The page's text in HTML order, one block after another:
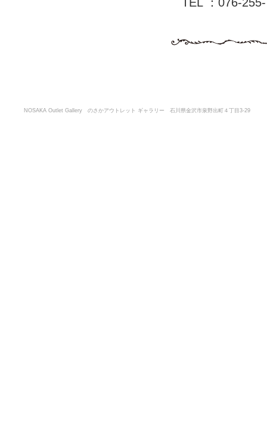
NOSAKA Outlet Gallery のさかアウトレット ギャラリー 石川県金沢市泉野出町４丁目3-29